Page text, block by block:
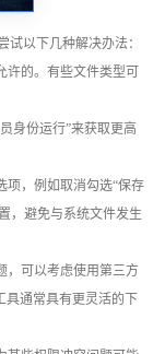
试以下几种解决办法：
许的。有些文件类型可
身份运行”来获取更高
项，例如取消勾选“保存
，避免与系统文件发生
，可以考虑使用第三方
具通常具有更灵活的下